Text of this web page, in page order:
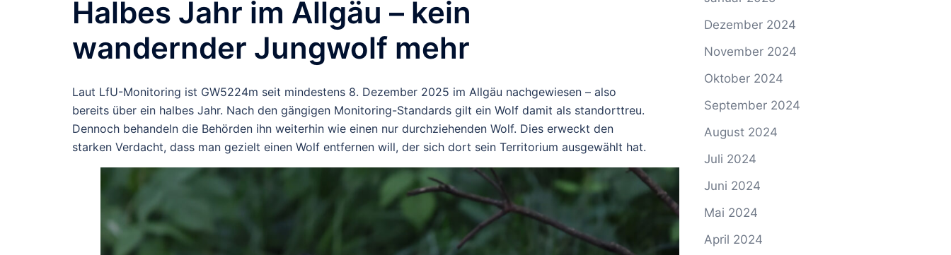
Halbes Jahr im Allgäu – kein
wandernder Jungwolf mehr
Laut LfU-Monitoring ist GW5224m seit mindestens 8. Dezember 2025 im Allgäu nachgewiesen – also
bereits über ein halbes Jahr. Nach den gängigen Monitoring-Standards gilt ein Wolf damit als standorttreu.
Dennoch behandeln die Behörden ihn weiterhin wie einen nur durchziehenden Wolf. Dies erweckt den
starken Verdacht, dass man gezielt einen Wolf entfernen will, der sich dort sein Territorium ausgewählt hat.
Dezember 2024
November 2024
Oktober 2024
September 2024
August 2024
Juli 2024
Juni 2024
Mai 2024
April 2024